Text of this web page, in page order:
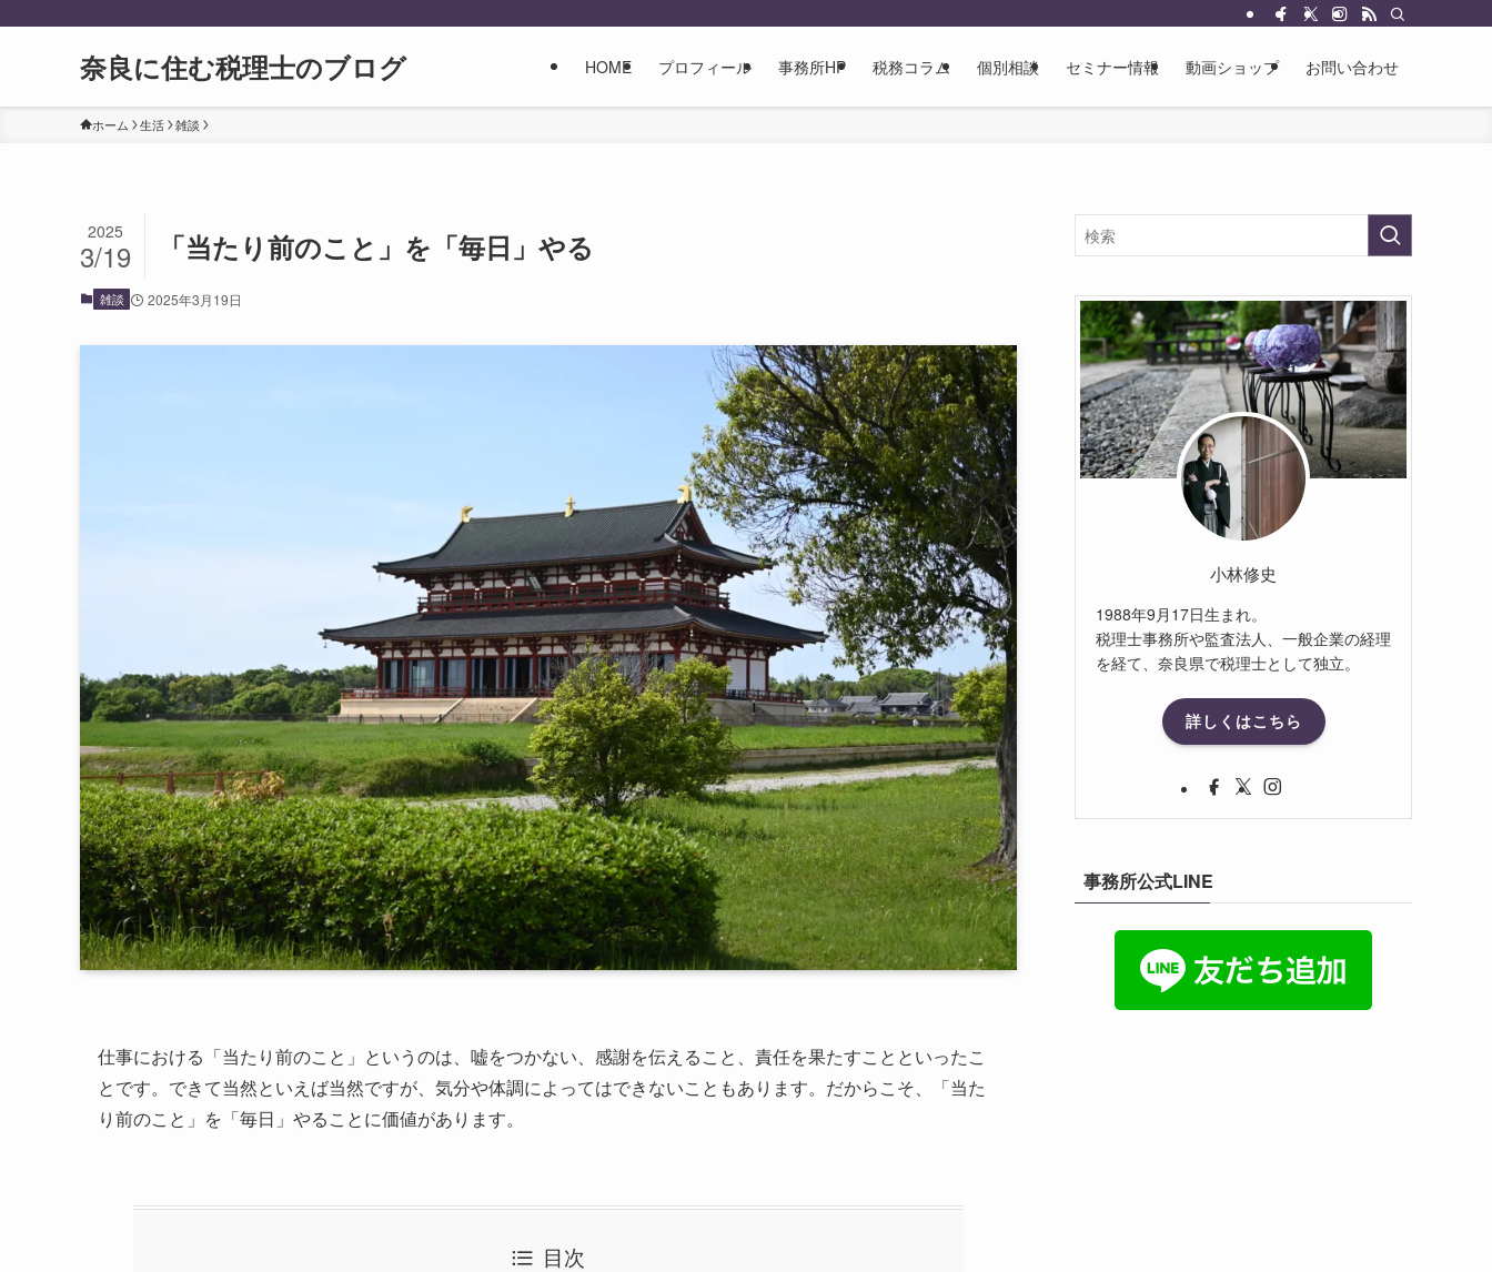
奈良に住む税理士のブログ HOME プロフィール 事務所HP 税務コラム 個別相談 セミナー情報 動画ショップ お問い合わせ
ホーム 生活 雑談
「当たり前のこと」を「毎日」やる
2025
3/19
雑談 2025年3月19日
仕事における「当たり前のこと」というのは、嘘をつかない、感謝を伝えること、責任を果たすことといったこ
とです。できて当然といえば当然ですが、気分や体調によってはできないこともあります。だからこそ、「当た
り前のこと」を「毎日」やることに価値があります。
目次
小林修史
1988年9月17日生まれ。
税理士事務所や監査法人、一般企業の経理
を経て、奈良県で税理士として独立。
詳しくはこちら
事務所公式LINE